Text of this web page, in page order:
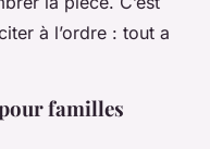
à l’ordre : tout a
familles